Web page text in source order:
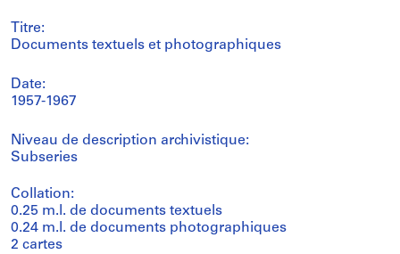
Titre:
Documents textuels et photographiques
Date:
1957-1967
Niveau de description archivistique:
Subseries
Collation:
0.25 m.l. de documents textuels
0.24 m.l. de documents photographiques
2 cartes